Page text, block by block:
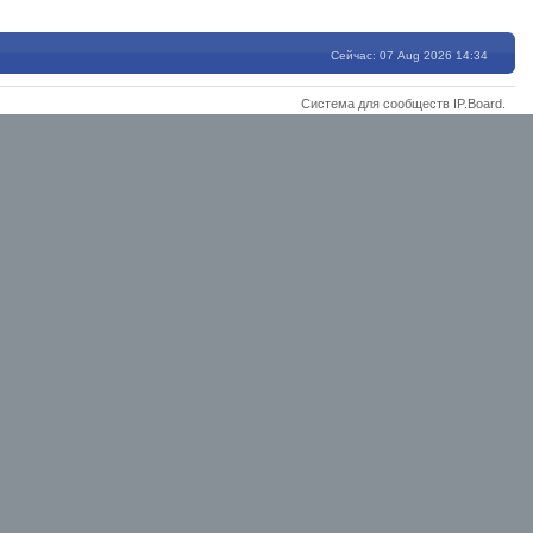
Сейчас: 07 Aug 2026 14:34
Система для сообществ IP.Board